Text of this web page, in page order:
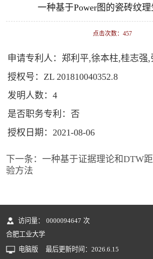
一种基于Power图的瓷砖纹
点击次数： 457
申请专利人：郑利平,徐本柱,桂志强,
授权号：ZL 201810040352.8
发明人数：4
是否职务专利：否
授权日期：2021-08-06
下一条： 一种基于证据理论和DTW
验方法
访问量： 0000094647 次
合肥工业大学
电脑版
最后更新时间： 2026 6 15